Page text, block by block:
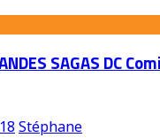
SAGAS DC
Stéphane